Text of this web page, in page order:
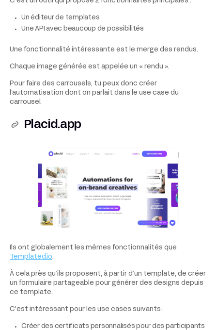
Un éditeur de templates
Une API avec beaucoup de possibilités
Une fonctionnalité intéressante est le merge des rendus.
Chaque image générée est appelée un « rendu ».
Pour faire des carrousels, tu peux donc créer
l’automatisation dont on parlait dans le use case du
carrousel.
Placid.app
Ils ont globalement les mêmes fonctionnalités que
Templated.io.
À cela près qu’ils proposent, à partir d’un template, de créer
un formulaire partageable pour générer des designs depuis
ce template.
C’est intéressant pour les use cases suivants :
Créer des certificats personnalisés pour des participants